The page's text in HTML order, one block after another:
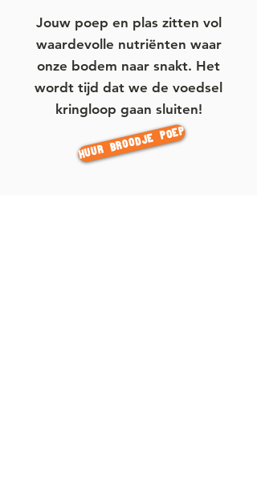
Jouw poep en plas zitten vol
waardevolle nutriënten waar
onze bodem naar snakt. Het
wordt tijd dat we de voedsel
kringloop gaan sluiten!
Huur Broodje Poep